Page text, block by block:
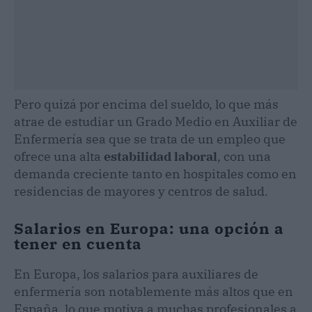
Pero quizá por encima del sueldo, lo que más
atrae de estudiar un Grado Medio en Auxiliar de
Enfermería sea que se trata de un empleo que
ofrece una alta estabilidad laboral, con una
demanda creciente tanto en hospitales como en
residencias de mayores y centros de salud.
Salarios en Europa: una opción a
tener en cuenta
En Europa, los salarios para auxiliares de
enfermería son notablemente más altos que en
España, lo que motiva a muchas profesionales a